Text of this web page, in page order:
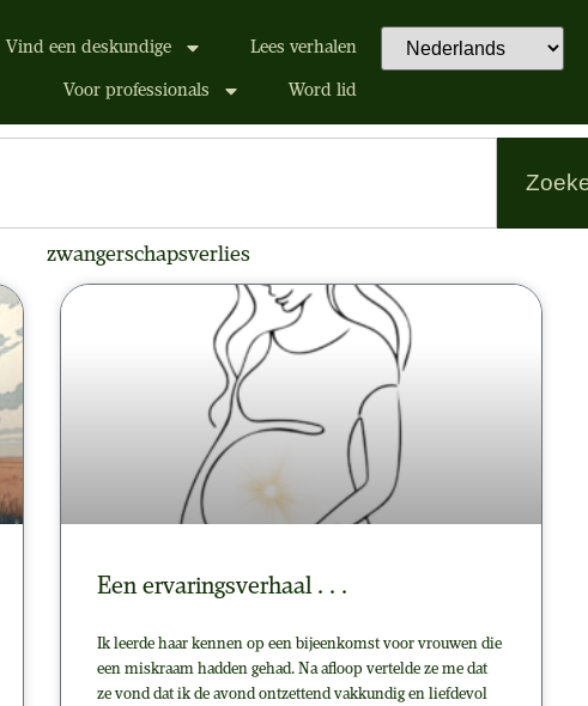
Vind een deskundige Lees verhalen
Voor professionals Word lid
zwangerschapsverlies
Een ervaringsverhaal . . .
Ik leerde haar kennen op een bijeenkomst voor vrouwen die
een miskraam hadden gehad. Na afloop vertelde ze me dat
ze vond dat ik de avond ontzettend vakkundig en liefdevol